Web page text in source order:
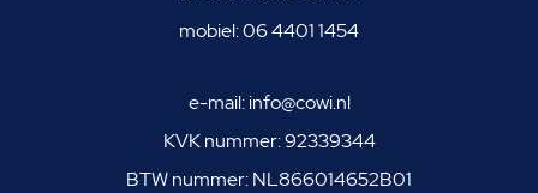
mobiel:06 4401 1454
e-mail:info@cowi.nl
KVK nummer: 92339344
BTW nummer: NL866014652B01